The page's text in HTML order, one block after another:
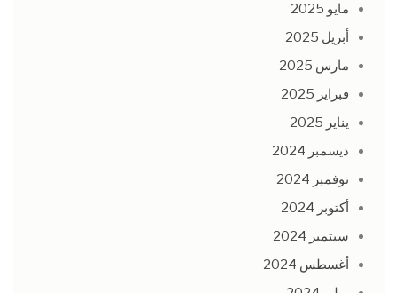
مايو 2025
أبريل 2025
مارس 2025
فبراير 2025
يناير 2025
ديسمبر 2024
نوفمبر 2024
أكتوبر 2024
سبتمبر 2024
أغسطس 2024